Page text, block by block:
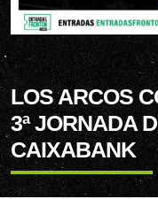
LOS ARCOS
3ª JORNADA
CAIXABANK